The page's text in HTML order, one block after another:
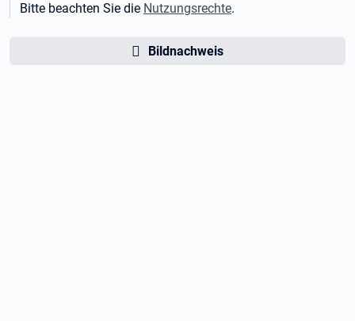
Bitte beachten Sie die Nutzungsrechte.
Bildnachweis